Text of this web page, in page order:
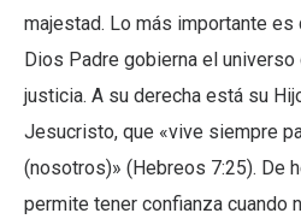
majestad. Lo más importante es
Dios Padre gobierna el
justicia. A su derecha está su
Jesucristo, que «vive siempre
(nosotros)» (Hebreos 7:25). De
permite tener confianza cuando